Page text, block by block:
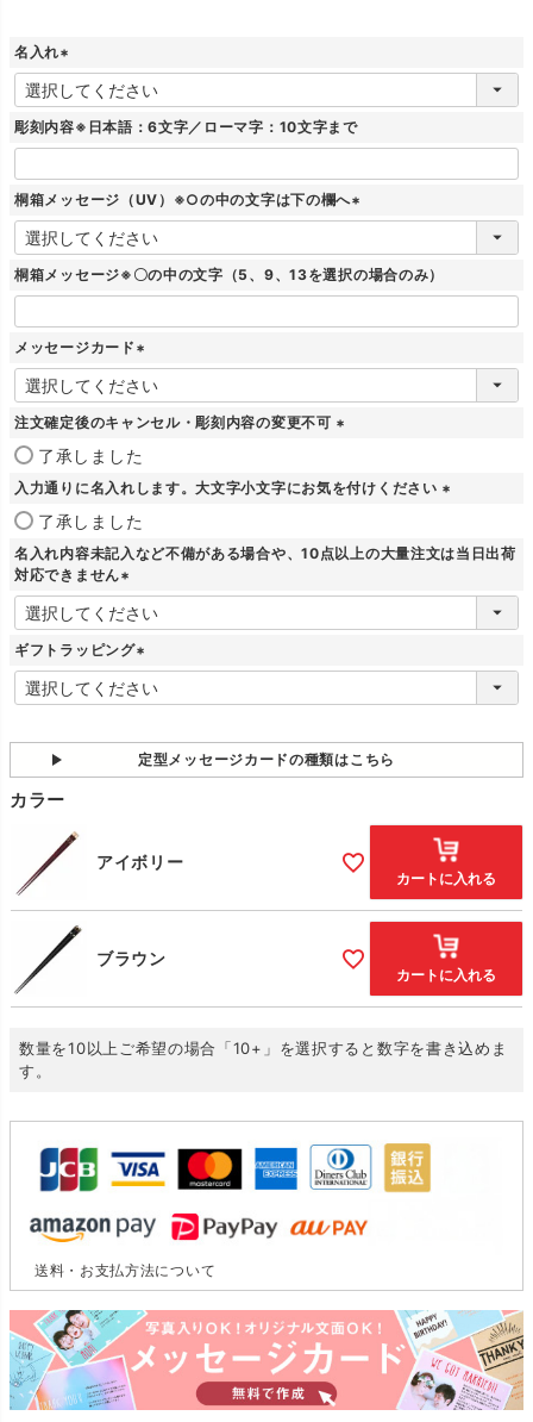
名入れ
(
必
須
彫刻内容※日本語：6文字／ローマ字：10文字まで
桐箱メッセージ（UV）※○の中の文字は下の欄へ
(
須
桐箱メッセージ※〇の中の文字（5、9、13を選択の場合のみ）
メッセージカード
(
必
須
注文確定後のキャンセル・彫刻内容の変更不可
須
了承しました
入力通りに名入れします。大文字小文字にお気を付けください
須
了承しました
名入れ内容未記入など不備がある場合や、10点以上の大量注文は当日出荷
対応できません
(
必
須
ギフトラッピング
(
必
)
定型メッセージカードの種類はこちら
カラー
アイボリー
カートに入れる
ブラウン
カートに入れる
数量を10以上ご希望の場合「10+」を選択すると数字を書き込めま
す。
送料・お支払方法について